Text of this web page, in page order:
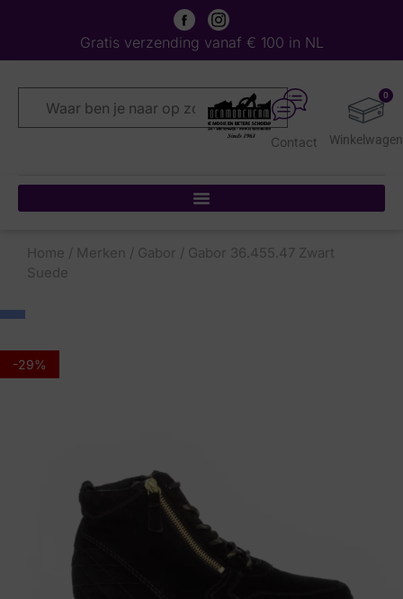
Gratis verzending vanaf € 100 in NL
0
Contact
Home / Merken / Gabor / Gabor 36.455.47 Zwart
Suede
-29%